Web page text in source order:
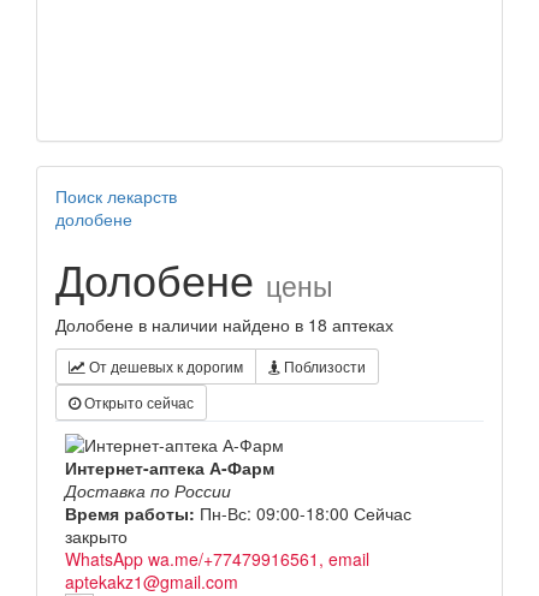
Поиск лекарств
долобене
Долобене цены
Долобене в наличии найдено в 18 аптеках
От дешевых к дорогим
Поблизости
Открыто сейчас
Интернет-аптека А-Фарм
Доставка по России
Время работы: Пн-Вс: 09:00-18:00 Сейчас
закрыто
WhatsApp wa.me/+77479916561, email
aptekakz1@gmail.com